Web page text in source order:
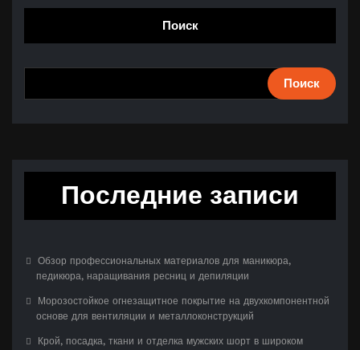
Поиск
Поиск
Последние записи
Обзор профессиональных материалов для маникюра,
педикюра, наращивания ресниц и депиляции
Морозостойкое огнезащитное покрытие на двухкомпонентной
основе для вентиляции и металлоконструкций
Крой, посадка, ткани и отделка мужских шорт в широком